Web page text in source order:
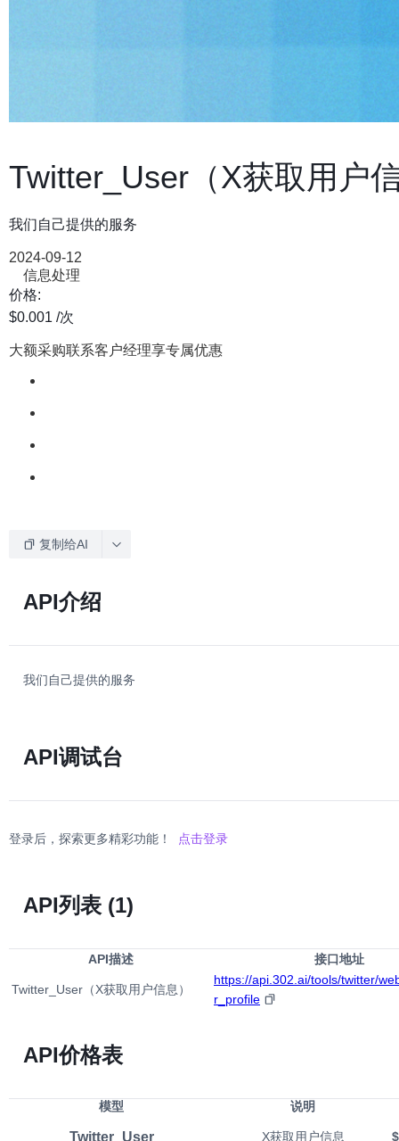
Twitter_User（X获取用户
我们自己提供的服务
2024-09-12
信息处理
价格:
$0.001 /次
大额采购联系客户经理享专属优惠
复制给AI
API介绍
我们自己提供的服务
API调试台
登录后，探索更多精彩功能！ 点击登录
API列表 (1)
API描述 接口地址
Twitter_User（X获取用户信息）
https://api.302.ai/tools/twitter/
r_profile
API价格表
模型 说明
Twitter_User X获取用户信息